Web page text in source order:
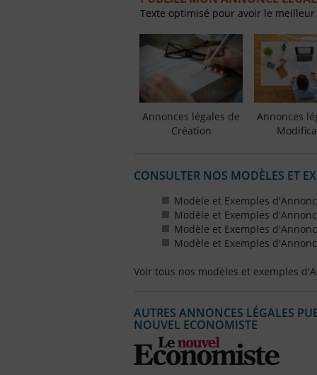
Texte optimisé pour avoir le
Annonces légales de
Création
Annonces
CONSULTER NOS MODÈLES ET
Modèle et Exemples
Modèle et Exemples
Modèle et Exemples
Modèle et Exemples
Voir tous nos modèles et exemples
AUTRES ANNONCES LÉGALES
NOUVEL ECONOMISTE